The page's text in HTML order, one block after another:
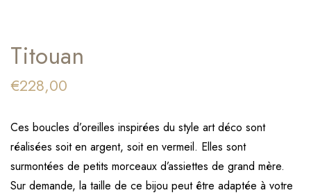
Titouan
€228,00
Ces boucles d’oreilles inspirées du style art déco sont
réalisées soit en argent, soit en vermeil. Elles sont
surmontées de petits morceaux d’assiettes de grand mère.
Sur demande, la taille de ce bijou peut être adaptée à votre